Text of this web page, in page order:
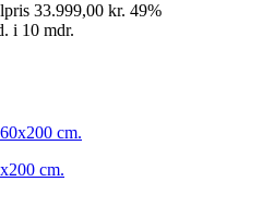
33.999,00 kr. 49%
i 10 mdr.
cm.